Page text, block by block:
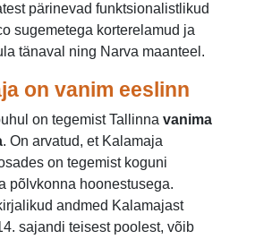
pärinevad funktsionalistlikud
sugemetega korterelamud ja
tänaval ning Narva maanteel.
on vanim eeslinn
on tegemist Tallinna vanima
. On arvatud, et Kalamaja
on tegemist koguni
põlvkonna hoonestusega.
andmed Kalamajast
sajandi teisest poolest, võib